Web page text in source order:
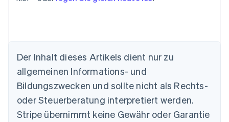
Der Inhalt dieses Artikels dient nur zu
allgemeinen Informations- und
Bildungszwecken und sollte nicht als Rechts-
oder Steuerberatung interpretiert werden.
Stripe übernimmt keine Gewähr oder Garantie
English
Belgien
Nederlands Français Deutsch English
Brasilien
PortuguêsEnglish
Bulgarien